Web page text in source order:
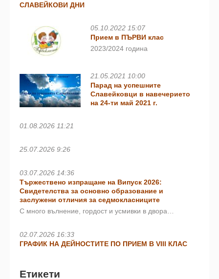
СЛАВЕЙКОВИ ДНИ
05.10.2022 15:07
Прием в ПЪРВИ клас
2023/2024 година
21.05.2021 10:00
Парад на успешните
Славейковци в навечерието
на 24-ти май 2021 г.
01.08.2026 11:21
25.07.2026 9:26
03.07.2026 14:36
Тържествено изпращане на Випуск 2026:
Свидетелства за основно образование и
заслужени отличия за седмокласниците
С много вълнение, гордост и усмивки в двора…
02.07.2026 16:33
ГРАФИК НА ДЕЙНОСТИТЕ ПО ПРИЕМ В VIII КЛАС
Етикети